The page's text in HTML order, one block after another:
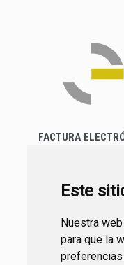
Este
Nuestra
para que la
FACTURA